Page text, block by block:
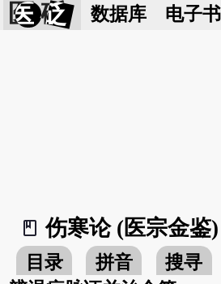
医 砭 数据库 电子书
book_2
伤寒论 (医宗金鉴)
目录 拼音 搜寻